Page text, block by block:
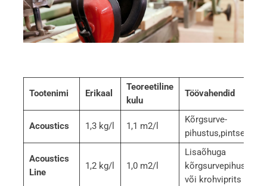
Tootenimi Erikaal
Teoreetiline
kulu
Töövahendid
Acoustics 1,3 kg/l 1,1 m2/l
Kõrgsurve­
pihustus,pintsel ja
Acoustics
Line
1,2 kg/l 1,0 m2/l
Lisaõhuga
või krohviprits